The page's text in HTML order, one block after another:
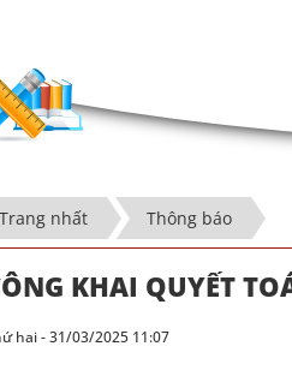
Trang nhất Thông báo
KHAI QUYẾT
hai - 31/03/2025 11:07